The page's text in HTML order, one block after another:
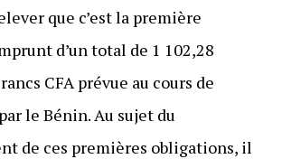
que c’est la première
d’un total de 1 102,28
CFA prévue au cours de
le Bénin. Au sujet du
de ces premières obligations, il